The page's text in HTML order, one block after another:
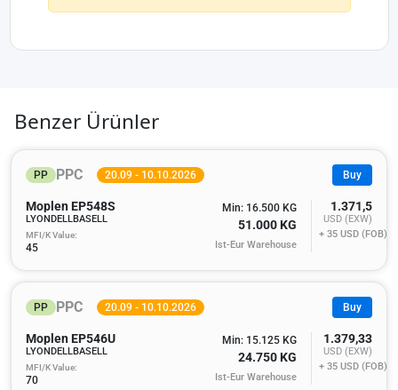
Benzer Ürünler
PP PPC 20.09 - 10.10.2026 Buy
Moplen EP548S
LYONDELLBASELL
MFI/K Value:
45
Min: 16.500 KG
51.000 KG
Ist-Eur Warehouse
1.371,5
USD (EXW)
+ 35 USD (FOB)
PP PPC 20.09 - 10.10.2026 Buy
Moplen EP546U
LYONDELLBASELL
MFI/K Value:
70
Min: 15.125 KG
24.750 KG
Ist-Eur Warehouse
1.379,33
USD (EXW)
+ 35 USD (FOB)